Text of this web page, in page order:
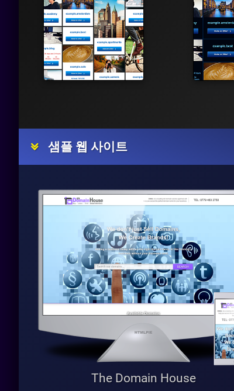
샘플 웹 사이트
The Domain House